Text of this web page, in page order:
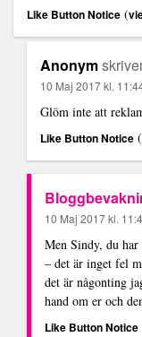
Like Button Notice (
Anonym
10 Maj 2017 kl.
Glöm inte att
Like Button Notice (
10 Maj 2017 kl.
Men Sindy, du
– det är inget fel
det är någonting
hand om er och
Like Button Notice